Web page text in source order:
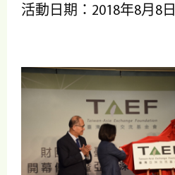
活動日期：2018年8月8日